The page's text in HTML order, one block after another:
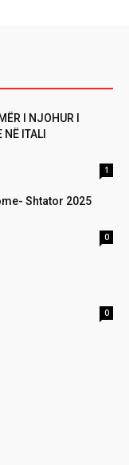
I NJOHUR I
NË ITALI
1
Shtator 2025
0
0